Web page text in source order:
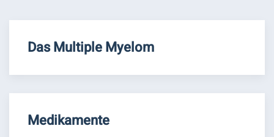
Das Multiple Myelom
Medikamente